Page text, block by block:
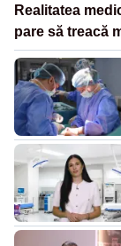
Realitatea
pare să treacă